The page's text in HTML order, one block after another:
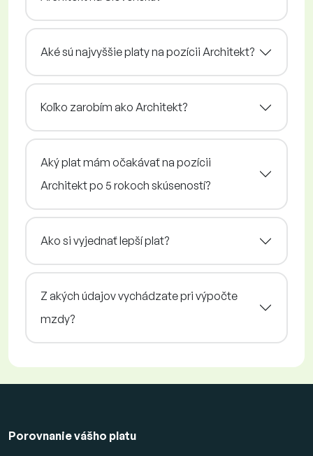
Aké sú najvyššie platy na pozícii Architekt?
Koľko zarobím ako Architekt?
Aký plat mám očakávať na pozícii
Architekt po 5 rokoch skúseností?
Ako si vyjednať lepší plat?
Z akých údajov vychádzate pri výpočte
mzdy?
Porovnanie vášho platu